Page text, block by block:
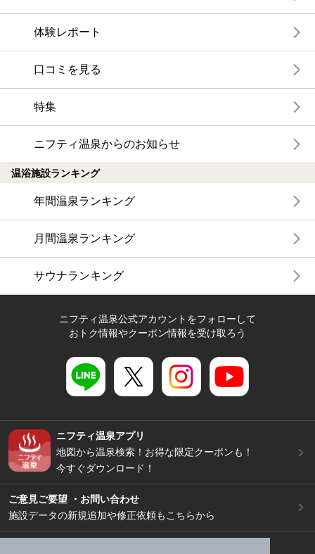
体験レポート
口コミを見る
特集
ニフティ温泉からのお知らせ
温浴施設ランキング
年間温泉ランキング
月間温泉ランキング
サウナランキング
ニフティ温泉公式アカウントをフォローして
おトク情報やクーポン情報を受け取ろう
ニフティ温泉アプリ
地図から温泉検索！お得な限定クーポンも！
今すぐダウンロード！
ご意見ご要望 ・お問い合わせ
施設データの新規追加や修正依頼もこちらから